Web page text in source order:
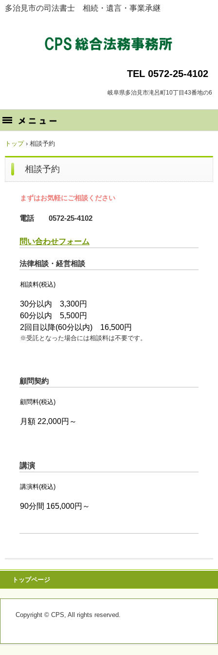
多治見市の司法書士 相続・遺言・事業承継
TEL 0572-25-4102
岐阜県多治見市滝呂町10丁目43番地の6
トップ › 相談予約
相談予約
まずはお気軽にご相談ください
電話 0572-25-4102
問い合わせフォーム
法律相談・経営相談
相談料(税込)
30分以内 3,300円
60分以内 5,500円
2回目以降(60分以内) 16,500円
※受託となった場合には相談料は不要です。
顧問契約
顧問料(税込)
月額 22,000円～
講演
講演料(税込)
90分間 165,000円～
トップページ
Copyright © CPS, All rights reserved.